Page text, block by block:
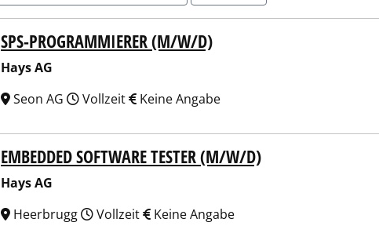
SPS-PROGRAMMIERER (M/W/D)
Hays AG
Seon AG
Vollzeit Keine Angabe
EMBEDDED SOFTWARE TESTER (M/W/D)
Hays AG
Heerbrugg
Vollzeit Keine Angabe